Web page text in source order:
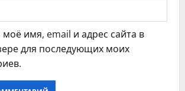
имя, email и адрес сайта в
для последующих моих